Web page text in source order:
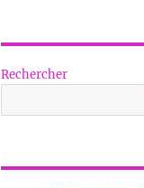
Rechercher